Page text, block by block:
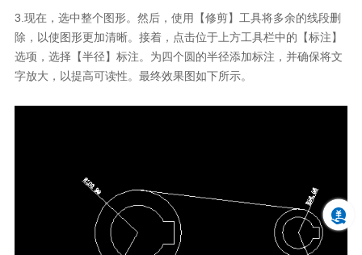
3.现在，选中整个图形。然后，使用【修剪】工具将多余的线段删
除，以使图形更加清晰。接着，点击位于上方工具栏中的【标注】
选项，选择【半径】标注。为四个圆的半径添加标注，并确保将文
字放大，以提高可读性。最终效果图如下所示。